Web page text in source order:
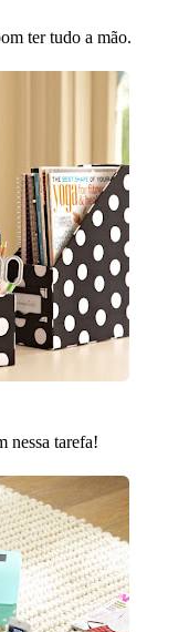
ter tudo a mão.
nessa tarefa!